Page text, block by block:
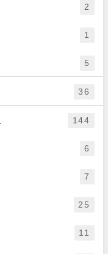
2
1
5
36
144
6
7
25
11